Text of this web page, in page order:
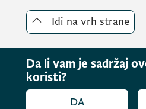
Idi na vrh strane
Da li vam je sadržaj
koristi?
DA